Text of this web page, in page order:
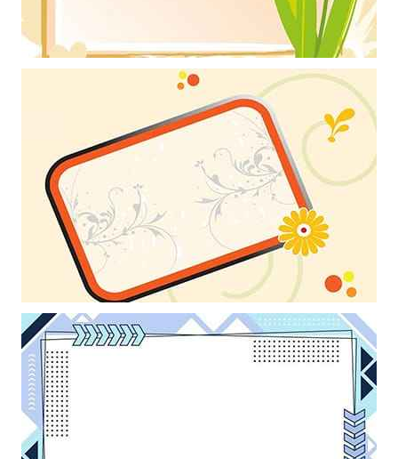
Khung ảnh nền powerpoint màu vàng nhạt cùng cành hoa lay ơn làm
điểm nhấn
Mẫu thiết kế bông hoa trang trí nền hoa văn đẹp làm hình nền